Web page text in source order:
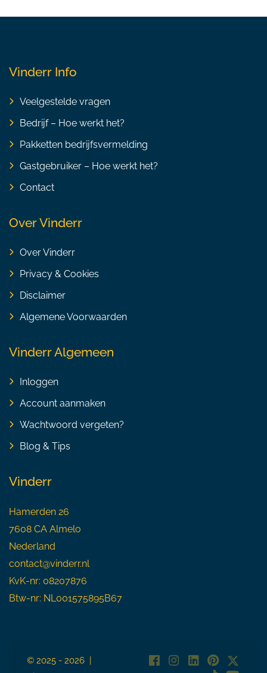
Vinderr Info
Veelgestelde vragen
Bedrijf – Hoe werkt het?
Pakketten bedrijfsvermelding
Gastgebruiker – Hoe werkt het?
Contact
Over Vinderr
Over Vinderr
Privacy & Cookies
Disclaimer
Algemene Voorwaarden
Vinderr Algemeen
Inloggen
Account aanmaken
Wachtwoord vergeten?
Blog & Tips
Vinderr
Hamerden 26
7608 CA Almelo
Nederland
contact@vinderr.nl
KvK-nr: 08207876
Btw-nr: NL001575895B67
© 2025 - 2026 |